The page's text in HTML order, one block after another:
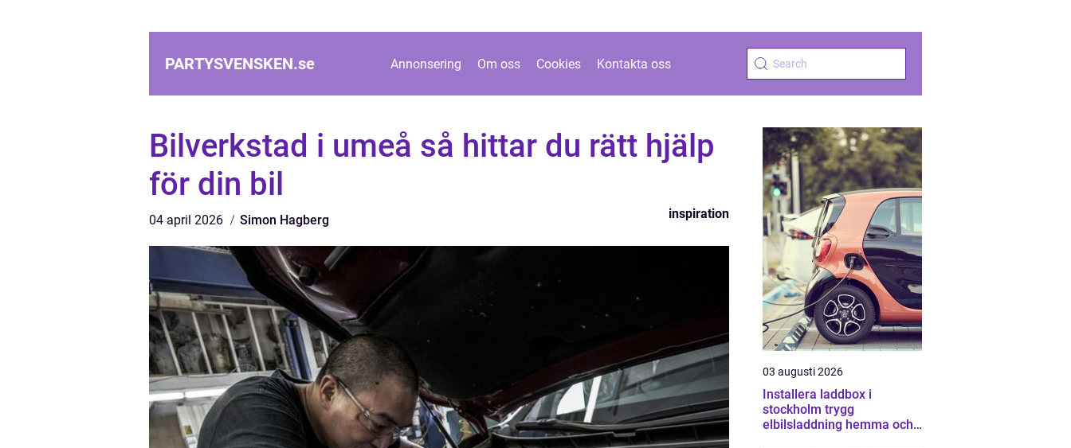
PARTYSVENSKEN.se Annonsering Om oss Cookies Kontakta oss
Bilverkstad i umeå så hittar du rätt hjälp
för din bil
04 april 2026 Simon Hagberg inspiration
03 augusti 2026
Installera laddbox i
stockholm trygg
elbilsladdning hemma och